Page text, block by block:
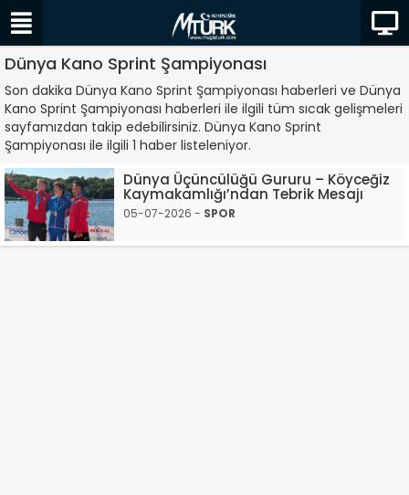
Dünya Kano Sprint Şampiyonası
Son dakika Dünya Kano Sprint Şampiyonası haberleri ve Dünya
Kano Sprint Şampiyonası haberleri ile ilgili tüm sıcak gelişmeleri
sayfamızdan takip edebilirsiniz. Dünya Kano Sprint
Şampiyonası ile ilgili 1 haber listeleniyor.
Dünya Üçüncülüğü Gururu – Köyceğiz
Kaymakamlığı’ndan Tebrik Mesajı
05-07-2026 - SPOR